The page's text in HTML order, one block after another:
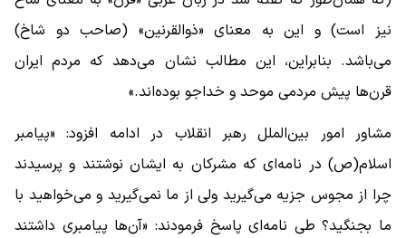
نیز است) و این به معنای «ذوالقرنین» (صاحب دو شاخ)
می‌باشد. بنابراین، این مطالب نشان می‌دهد که مردم ایران
قرن‌ها پیش مردمی موحد و خداجو بوده‌اند.»
مشاور امور بین‌الملل رهبر انقلاب در ادامه افزود: «پیامبر
اسلام(ص) در نامه‌ای که مشرکان به ایشان نوشتند و پرسیدند
چرا از مجوس جزیه می‌گیرید ولی از ما نمی‌گیرید و می‌خواهید با
ما بجنگید؟ طی نامه‌ای پاسخ فرمودند: «آن‌ها پیامبری داشتند